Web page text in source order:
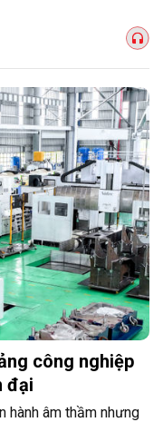
công nghiệp
đại
hành âm thầm nhưng